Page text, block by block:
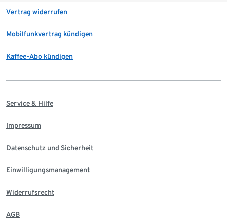
Vertrag widerrufen
Mobilfunkvertrag kündigen
Kaffee-Abo kündigen
Service & Hilfe
Impressum
Datenschutz und Sicherheit
Einwilligungsmanagement
Widerrufsrecht
AGB